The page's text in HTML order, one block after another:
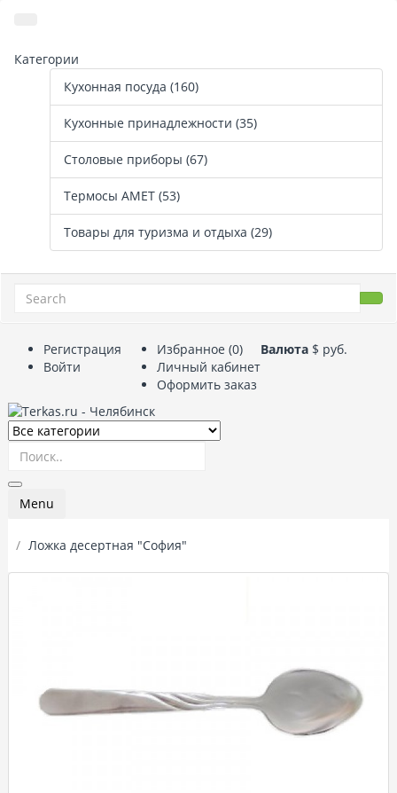
Категории
Кухонная посуда (160)
Кухонные принадлежности (35)
Столовые приборы (67)
Термосы АМЕТ (53)
Товары для туризма и отдыха (29)
Регистрация
Войти
Избранное (0)
Личный кабинет
Оформить заказ
Валюта $ руб.
Menu
Ложка десертная "София"